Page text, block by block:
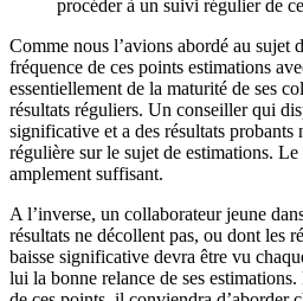
procéder à un suivi régulier de
Comme nous l’avions abordé au sujet
fréquence de ces points estimations
essentiellement de la maturité de ses
résultats réguliers. Un conseiller qui
significative et a des résultats probants
régulière sur le sujet de estimations.
amplement suffisant.
A l’inverse, un collaborateur jeune
résultats ne décollent pas, ou dont les
baisse significative devra être vu
lui la bonne relance de ses